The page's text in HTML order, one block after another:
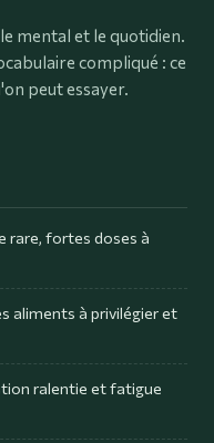
mental et le quotidien.
compliqué : ce
peut essayer.
rare, fortes doses à
aliments à privilégier et
ralentie et fatigue